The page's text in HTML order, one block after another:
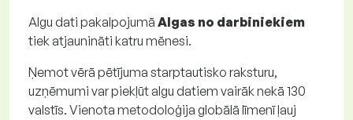
Algu dati pakalpojumā Algas no darbiniekiem
tiek atjaunināti katru mēnesi.
Ņemot vērā pētījuma starptautisko raksturu,
uzņēmumi var piekļūt algu datiem vairāk nekā 130
valstīs. Vienota metodoloģija globālā līmenī ļauj